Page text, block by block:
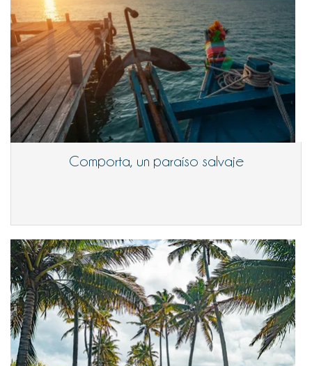
Comporta, un paraíso salvaje